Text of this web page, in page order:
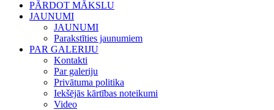
PĀRDOT MĀKSLU
JAUNUMI
JAUNUMI
Parakstīties jaunumiem
PAR GALERIJU
Kontakti
Par galeriju
Privātuma politika
Iekšējās kārtības noteikumi
Video